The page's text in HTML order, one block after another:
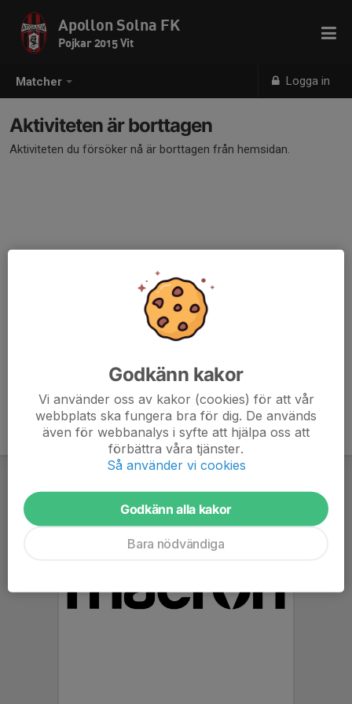
Matcher Logga in
Apollon Solna FK
Pojkar 2015 Vit
Aktiviteten är borttagen
Aktiviteten du försöker nå är borttagen från hemsidan.
Godkänn kakor
Vi använder oss av kakor (cookies) för att vår
webbplats ska fungera bra för dig. De används
även för webbanalys i syfte att hjälpa oss att
förbättra våra tjänster.
Så använder vi cookies
Godkänn alla kakor
Bara nödvändiga